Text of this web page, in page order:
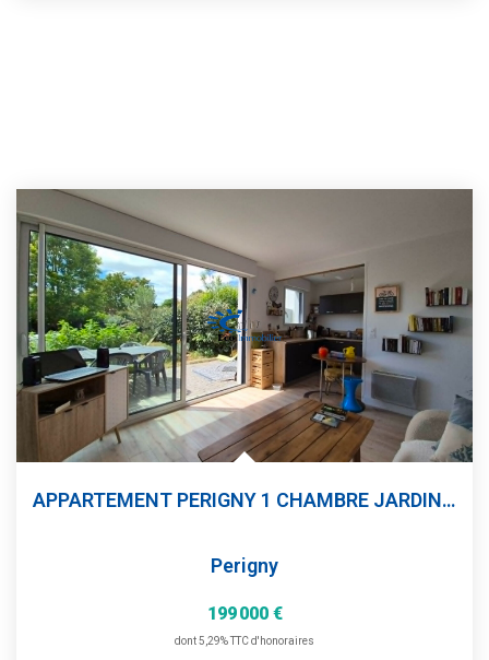
APPARTEMENT PERIGNY 1 CHAMBRE JARDIN PARKING
Perigny
199 000 €
dont 5,29% TTC d'honoraires